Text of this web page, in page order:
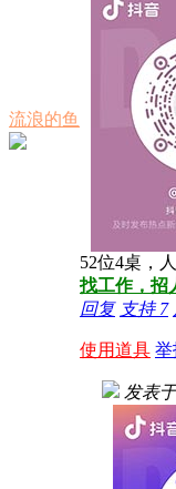
流浪的鱼
52位4桌，
找工作，招
回复 支持7
使用道具 举
发表